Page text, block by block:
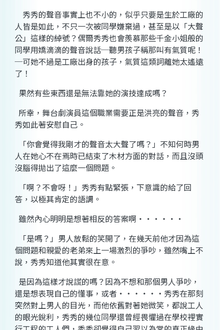
秀秀的聲音事實上也不小的，似乎只要是生於工廠的
人皆是如此，不只一次被同學嫌棄過，甚至是以「大聲
公」這樣的綽號？偶爾秀秀也會羨慕那些千金小姐般的
同學用嬌滴滴的聲音說話─聽男孩子稱那叫有氣質呢！
─可她不過是工廠出身的孩子，氣質這類詞離她太遙遠
了！
果然有些東西還是無法靠她的演技達成嗎？
所幸，舞台劇演員這個職業需要正是洪亮的聲音，秀
秀如此著安慰自己。
「你會覺得我剛才的聲音太大聲了嗎？」不知何時男
人在她心不在焉時已結束了木材方面的對話，而且沒頭
沒腦得拋出了這麼一個問題。
「啊？不會呀！」秀秀有點緊張，下意識的給了回
答，以極其肯定的語調。
雖然內心明明是想著相反的答案啊 ‧‧‧‧‧‧
「是嗎？」男人放鬆的笑開了，在幾天前他才因為這
個問題和親愛的老弟來上一場激烈的爭吵，雖然嘴上不
說，秀秀知道他其實很在意。
是因為這樣才說謊的嗎？因為不想和那個男人爭吵，
還是想表現自己的懂事，或者 ‧‧‧‧‧‧ 秀秀在那刻
突然對上男人的目光，而他依舊對著她微笑，都說工人
的眼光銳利，秀秀的幾位同學還曾經畏懼過在學校裡實